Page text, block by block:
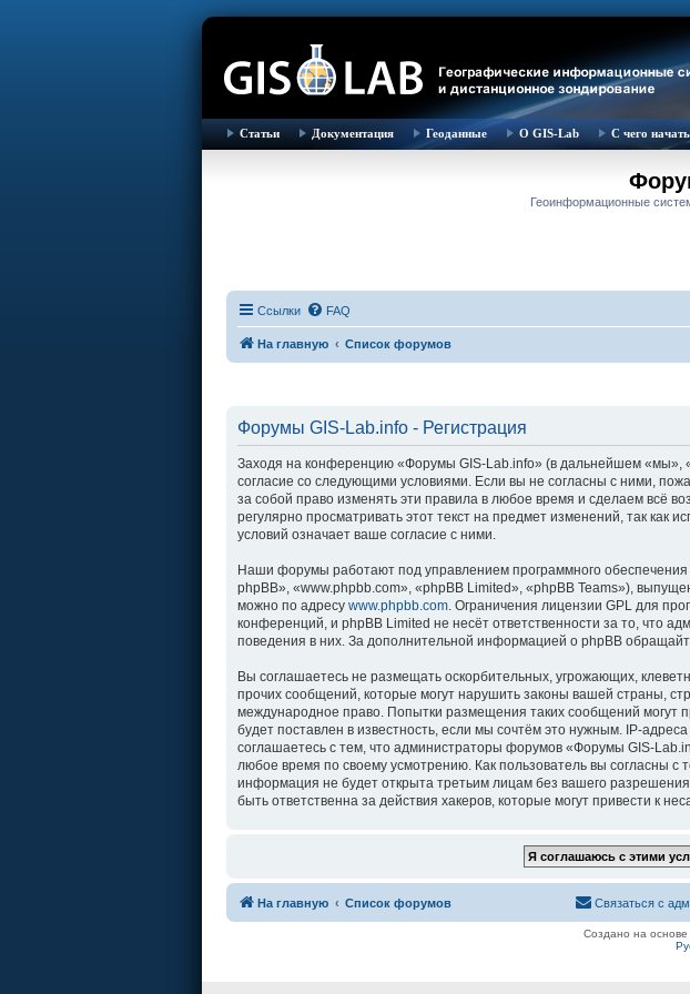
Статьи Документация Геоданные О GIS-Lab С чего
Геоинформационные
Ссылки FAQ
На главную Список форумов
Форумы GIS-Lab.info - Регистрация
Заходя на конференцию «Форумы GIS-Lab.info» (в дальнейшем «мы»,
согласие со следующими условиями. Если вы не согласны с ними,
за собой право изменять эти правила в любое время и сделаем всё
регулярно просматривать этот текст на предмет изменений, так
условий означает ваше согласие с ними.
Наши форумы работают под управлением программного
phpBB», «www.phpbb.com», «phpBB Limited», «phpBB Teams»),
можно по адресу www.phpbb.com . Ограничения лицензии GPL для
конференций, и phpBB Limited не несёт ответственности за то, что
поведения в них. За дополнительной информацией о phpBB
Вы соглашаетесь не размещать оскорбительных, угрожающих,
прочих сообщений, которые могут нарушить законы вашей страны,
международное право. Попытки размещения таких сообщений
будет поставлен в известность, если мы сочтём это нужным. IP-
соглашаетесь с тем, что администраторы форумов «Форумы GIS-
любое время по своему усмотрению. Как пользователь вы согласны
информация не будет открыта третьим лицам без вашего
быть ответственна за действия хакеров, которые могут привести к
На главную Список форумов Связаться с
Создано на основе